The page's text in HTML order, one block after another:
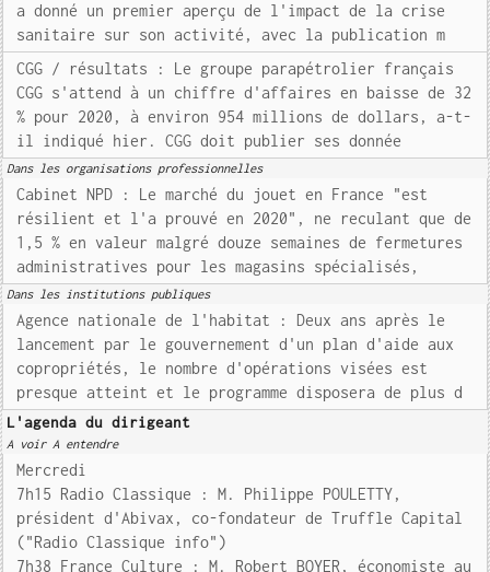
a donné un premier aperçu de l'impact de la crise
sanitaire sur son activité, avec la publication m
CGG / résultats : Le groupe parapétrolier français
CGG s'attend à un chiffre d'affaires en baisse de 32
% pour 2020, à environ 954 millions de dollars, a-t-
il indiqué hier. CGG doit publier ses donnée
Dans les organisations professionnelles
Cabinet NPD : Le marché du jouet en France "est
résilient et l'a prouvé en 2020", ne reculant que de
1,5 % en valeur malgré douze semaines de fermetures
administratives pour les magasins spécialisés,
Dans les institutions publiques
Agence nationale de l'habitat : Deux ans après le
lancement par le gouvernement d'un plan d'aide aux
copropriétés, le nombre d'opérations visées est
presque atteint et le programme disposera de plus d
L'agenda du dirigeant
A voir A entendre
Mercredi
7h15 Radio Classique : M. Philippe POULETTY,
président d'Abivax, co-fondateur de Truffle Capital
("Radio Classique info")
7h38 France Culture : M. Robert BOYER, économiste au